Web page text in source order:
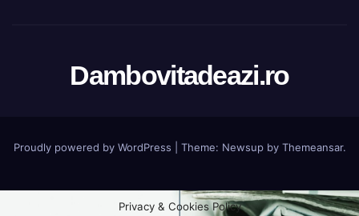
Dambovitadeazi.ro
Proudly powered by WordPress Theme: Newsupby Themeansar.
Privacy & Cookies Policy